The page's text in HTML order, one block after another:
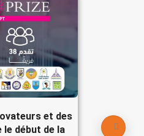
et des
le début de la